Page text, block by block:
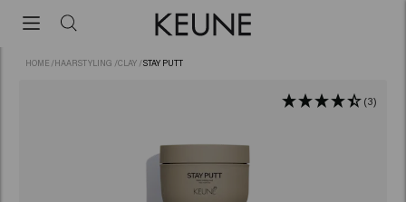
HOME /HAARSTYLING /CLAY /STAY PUTT
(3)